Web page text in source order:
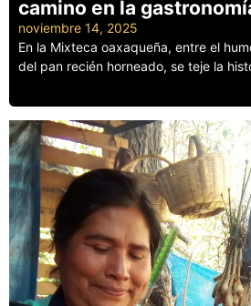
camino en la
noviembre 14, 2025
En la Mixteca oaxaqueña, entre el
del pan recién horneado, se teje la